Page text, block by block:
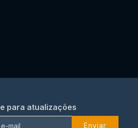
para atualizações
Enviar